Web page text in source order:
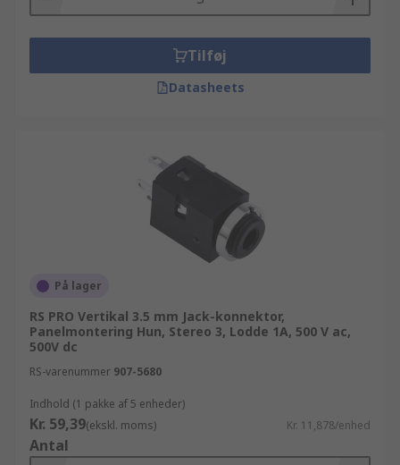
Tilføj
Datasheets
På lager
RS PRO Vertikal 3.5 mm Jack-konnektor,
Panelmontering Hun, Stereo 3, Lodde 1A, 500 V ac,
500V dc
RS-varenummer 907-5680
Indhold (1 pakke af 5 enheder)
Kr. 59,39(ekskl. moms) Kr. 11,878/enhed
Antal